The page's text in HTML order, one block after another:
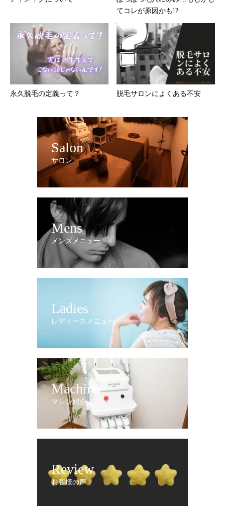
てコレが原因かも!?
永久脱毛の定義って？ 脱毛サロンによくある不安
Salon
サロン
Mens
メンズメニュー
Ladies
レディースメニュー
Machine
マシン紹介
Review
お客様の声